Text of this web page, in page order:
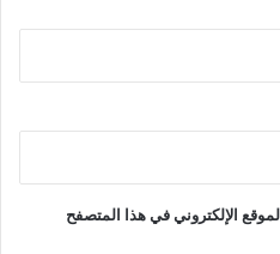
الإلكتروني في هذا المتصفح